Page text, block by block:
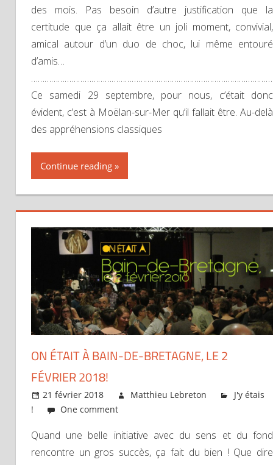
des mois. Pas besoin d’autre justification que la
certitude que ça allait être un joli moment, convivial,
amical autour d’un duo de choc, lui même entouré
d’amis…
Ce samedi 29 septembre, pour nous, c’était donc
évident, c’est à Moëlan-sur-Mer qu’il fallait être. Au-delà
des appréhensions classiques
Continue reading
ON ÉTAIT À BAIN-DE-BRETAGNE, LE 2
FÉVRIER 2018!
21 février 2018 Matthieu Lebreton
J'y étais
!
One comment
Quand une belle initiative avec du sens et du fond
rencontre un gros succès, ça fait du bien ! Que dire